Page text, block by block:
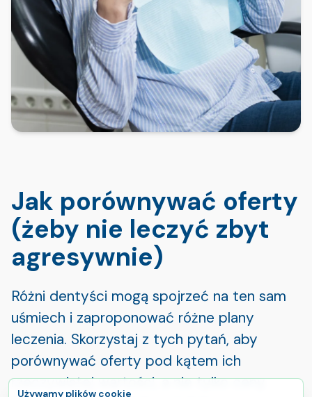
Jak porównywać oferty
(żeby nie leczyć zbyt
agresywnie)
Różni dentyści mogą spojrzeć na ten sam
uśmiech i zaproponować różne plany
leczenia. Skorzystaj z tych pytań, aby
porównywać oferty pod kątem ich
rzeczywistej wartości, a nie tylko ceny.
Używamy plików cookie